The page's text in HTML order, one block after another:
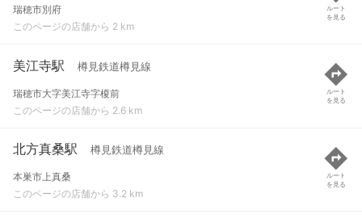
瑞穂市別府
このページの店舗から 2 km
ルート
を見る
美江寺駅 樽見鉄道樽見線
瑞穂市大字美江寺字榎前
このページの店舗から 2.6 km
ルート
を見る
北方真桑駅 樽見鉄道樽見線
本巣市上真桑
このページの店舗から 3.2 km
ルート
を見る